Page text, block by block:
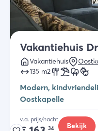
Vakantiehuis
Vakantiehuis
135 m2
Modern,
Oostkapelle
v.a. prijs/nacht
34 Bekijk